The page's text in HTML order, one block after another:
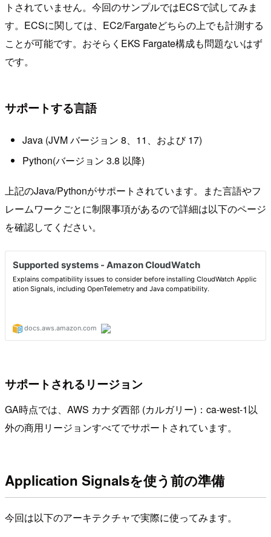
トされていません。今回のサンプルではECSで試してみま
す。ECSに関しては、EC2/Fargateどちらの上でも計測する
ことが可能です。おそらくEKS Fargate構成も問題ないはず
です。
サポートする言語
Java (JVM バージョン 8、11、および 17)
Python(バージョン 3.8 以降)
上記のJava/Pythonがサポートされています。また言語やフ
レームワークごとに制限事項があるので詳細は以下のページ
を確認してください。
サポートされるリージョン
GA時点では、AWS カナダ西部 (カルガリー)：ca-west-1以
外の商用リージョンすべてでサポートされています。
Application Signalsを使う前の準備
今回は以下のアーキテクチャで実際に使ってみます。